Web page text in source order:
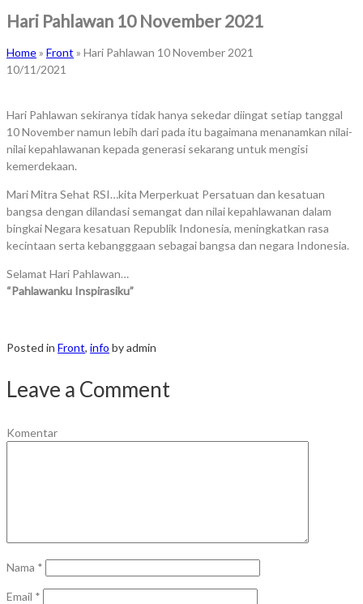
Hari Pahlawan 10 November 2021
Home» Front » Hari Pahlawan 10 November 2021
10/11/2021
Hari Pahlawan sekiranya tidak hanya sekedar diingat setiap tanggal
10 November namun lebih dari pada itu bagaimana menanamkan nilai-
nilai kepahlawanan kepada generasi sekarang untuk mengisi
kemerdekaan.
Mari Mitra Sehat RSI…kita Merperkuat Persatuan dan kesatuan
bangsa dengan dilandasi semangat dan nilai kepahlawanan dalam
bingkai Negara kesatuan Republik Indonesia, meningkatkan rasa
kecintaan serta kebangggaan sebagai bangsa dan negara Indonesia.
Selamat Hari Pahlawan…
“Pahlawanku Inspirasiku”
Posted in Front, info by admin
Leave a Comment
Komentar
Nama *
Email *